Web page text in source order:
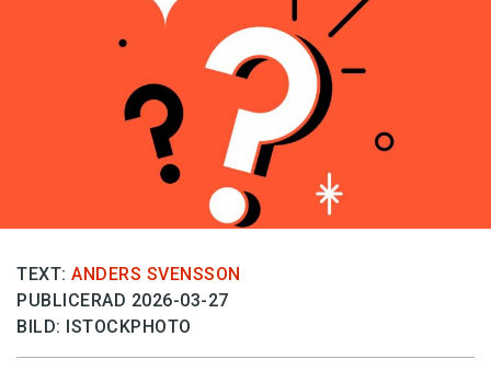
Anmäl till språkpolisen
Föreslå nyord
Läs Språktidningen digitalt
Press
TEXT: ANDERS SVENSSON
PUBLICERAD 2026-03-27
BILD: ISTOCKPHOTO